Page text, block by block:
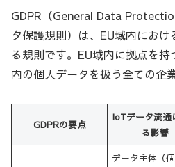
GDPR（General Data
タ保護規則）は、EU域内にお
る規則です。EU域内に拠点を
内の個人データを扱う全ての企
GDPRの要点
IoTデータ流通
る影響
データ主体（個